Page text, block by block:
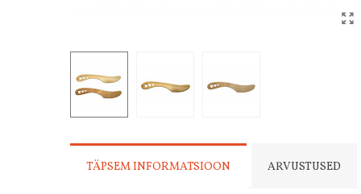
TÄPSEM INFORMATSIOON ARVUSTUSED